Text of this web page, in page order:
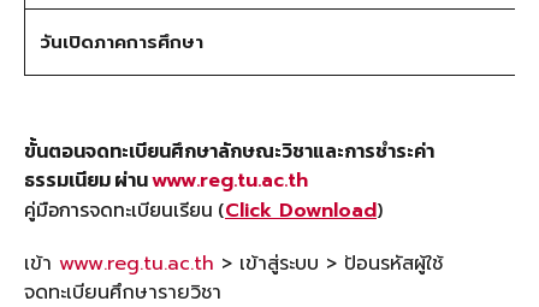
วันเปิดภาคการศึกษา
ขั้นตอนจดทะเบียนศึกษาลักษณะวิชาและการชำระค่า
ธรรมเนียมผ่านwww.reg.tu.ac.th
คู่มือการจดทะเบียนเรียน (ClickDownload)
เข้า www.reg.tu.ac.th > เข้าสู่ระบบ > ป้อนรหัสผู้ใช้
จดทะเบียนศึกษารายวิชา